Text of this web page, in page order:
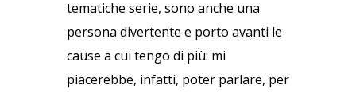
tematiche serie, sono anche una
persona divertente e porto avanti le
cause a cui tengo di più: mi
piacerebbe, infatti, poter parlare, per